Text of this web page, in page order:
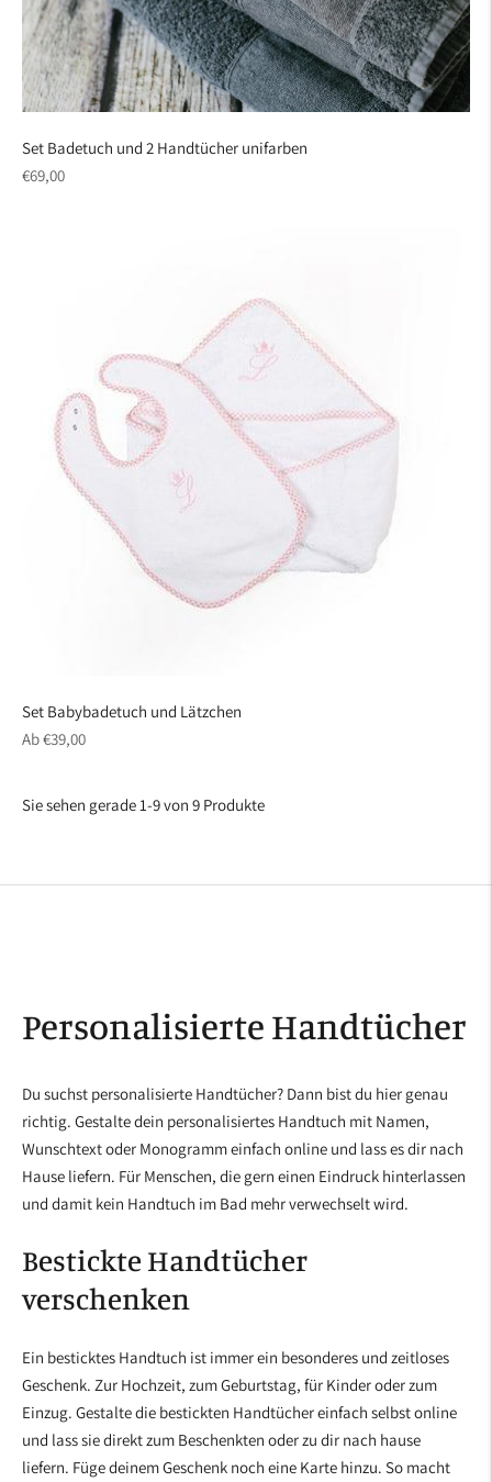
Set Badetuch und 2 Handtücher unifarben
regulärer
€69,00
Set Babybadetuch und Lätzchen
regulärer
Ab €39,00
Sie sehen gerade 1-9 von 9 Produkte
Personalisierte Handtücher
Du suchst personalisierte Handtücher? Dann bist du hier genau
richtig. Gestalte dein personalisiertes Handtuch mit Namen,
Wunschtext oder Monogramm einfach online und lass es dir nach
Hause liefern. Für Menschen, die gern einen Eindruck hinterlassen
und damit kein Handtuch im Bad mehr verwechselt wird.
Bestickte Handtücher
verschenken
Ein besticktes Handtuch ist immer ein besonderes und zeitloses
Geschenk. Zur Hochzeit, zum Geburtstag, für Kinder oder zum
Einzug. Gestalte die bestickten Handtücher einfach selbst online
und lass sie direkt zum Beschenkten oder zu dir nach hause
liefern. Füge deinem Geschenk noch eine Karte hinzu. So macht